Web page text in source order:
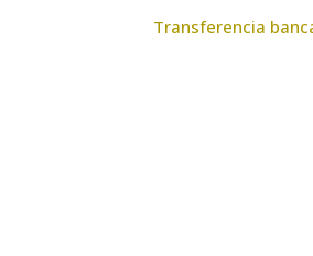
Transferencia